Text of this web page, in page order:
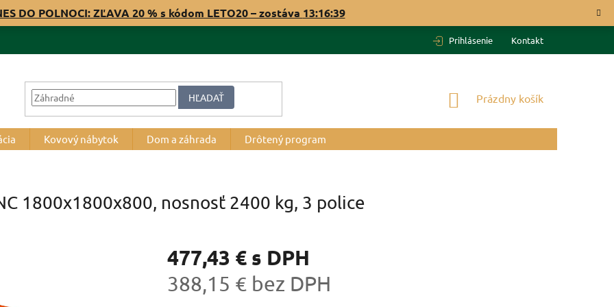
DO POLNOCI: ZĽAVA 20 % s kódom LETO20 – zostáva 13:16:38
Prihlásenie Kontakt
HĽADAŤ
NÁKUPNÝ
Prázdny košík
Kovový nábytok Dom a záhrada Drôtený program
1800x1800x800, nosnosť 2400 kg, 3 police
477,43 € s DPH
388,15 € bez DPH